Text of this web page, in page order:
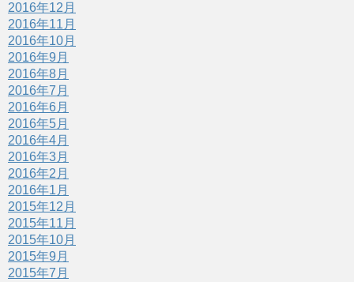
2016年12月
2016年11月
2016年10月
2016年9月
2016年8月
2016年7月
2016年6月
2016年5月
2016年4月
2016年3月
2016年2月
2016年1月
2015年12月
2015年11月
2015年10月
2015年9月
2015年7月